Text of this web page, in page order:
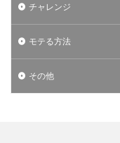
チャレンジ
モテる方法
その他